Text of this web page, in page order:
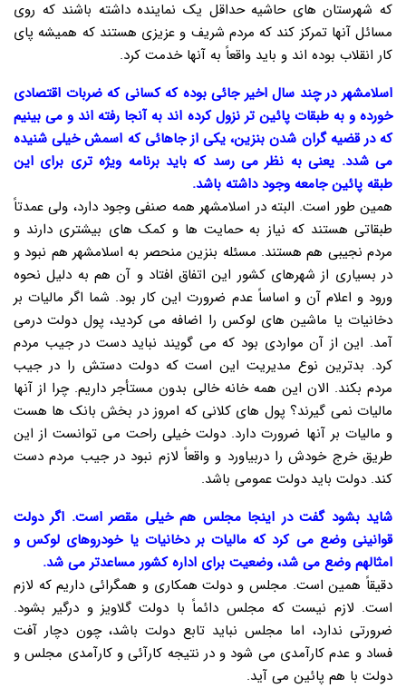
که شهرستان های حاشیه حداقل یک نماینده داشته باشند که روی
مسائل آنها تمرکز کند که مردم شریف و عزیزی هستند که همیشه پای
کار انقلاب بوده اند و باید واقعاً به آنها خدمت کرد.
اسلامشهر در چند سال اخیر جائی بوده که کسانی که ضربات اقتصادی
خورده و به طبقات پائین تر نزول کرده اند به آنجا رفته اند و می بینیم
که در قضیه گران شدن بنزین، یکی از جاهائی که اسمش خیلی شنیده
می شدد. یعنی به نظر می رسد که باید برنامه ویژه تری برای این
طبقه پائین جامعه وجود داشته باشد.
همین طور است. البته در اسلامشهر همه صنفی وجود دارد، ولی عمدتاً
طبقاتی هستند که نیاز به حمایت ها و کمک های بیشتری دارند و
مردم نجیبی هم هستند. مسئله بنزین منحصر به اسلامشهر هم نبود و
در بسیاری از شهرهای کشور این اتفاق افتاد و آن هم به دلیل نحوه
ورود و اعلام آن و اساساً عدم ضرورت این کار بود. شما اگر مالیات بر
دخانیات یا ماشین های لوکس را اضافه می کردید، پول دولت درمی
آمد. این از آن مواردی بود که می گویند نباید دست در جیب مردم
کرد. بدترین نوع مدیریت این است که دولت دستش را در جیب
مردم بکند. الان این همه خانه خالی بدون مستأجر داریم. چرا از آنها
مالیات نمی گیرند؟ پول های کلانی که امروز در بخش بانک ها هست
و مالیات بر آنها ضرورت دارد. دولت خیلی راحت می توانست از این
طریق خرج خودش را دربیاورد و واقعاً لازم نبود در جیب مردم دست
کند. دولت باید دولت عمومی باشد.
شاید بشود گفت در اینجا مجلس هم خیلی مقصر است. اگر دولت
قوانینی وضع می کرد که مالیات بر دخانیات یا خودروهای لوکس و
امثالهم وضع می شد، وضعیت برای اداره کشور مساعدتر می شد.
دقیقاً همین است. مجلس و دولت همکاری و همگرائی داریم که لازم
است. لازم نیست که مجلس دائماً با دولت گلاویز و درگیر بشود.
ضرورتی ندارد، اما مجلس نباید تابع دولت باشد، چون دچار آفت
فساد و عدم کارآمدی می شود و در نتیجه کارآئی و کارآمدی مجلس و
دولت با هم پائین می آید.